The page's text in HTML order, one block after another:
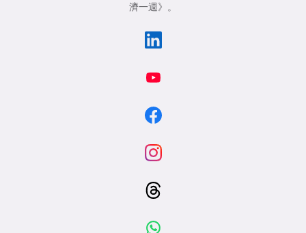
濟一週》
。